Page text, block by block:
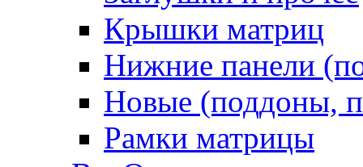
Крышки матриц
Нижние панели
Новые (поддоны,
Рамки матрицы